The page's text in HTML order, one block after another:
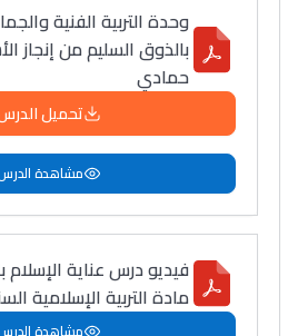
وحدة التربية الفنية
بالذوق السليم من إنجاز
حمادي
تحميل
مشاهدة
فيديو درس عناية
مادة التربية الإسلامية